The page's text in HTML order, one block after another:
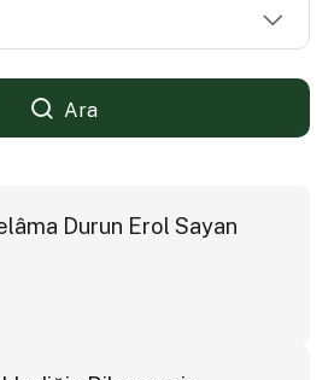
Ara
Durun Erol Sayan